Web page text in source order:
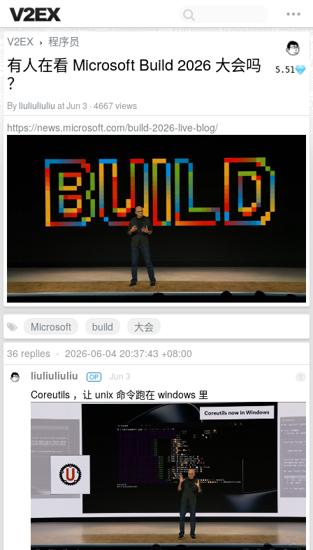
5.51
V2EX › 程序员
有人在看 Microsoft Build 2026 大会吗
？
By liuliuliuliu at Jun 3 · 4667 views
https://news.microsoft.com/build-2026-live-blog/
Microsoft build
大会
36 replies • 2026-06-04 20:37:43 +08:00
1
liuliuliuliu OP Jun 3
Coreutils ，让 unix 命令跑在 windows 里